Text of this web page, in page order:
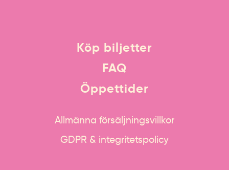
Köp biljetter
FAQ
Öppettider
Allmänna försäljningsvillkor
GDPR & integritetspolicy